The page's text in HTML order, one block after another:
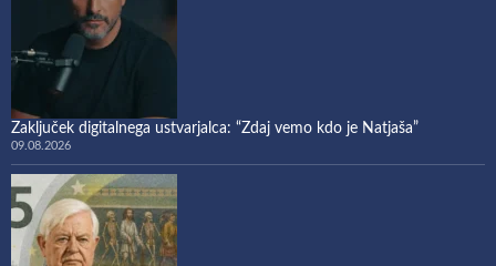
Zaključek digitalnega ustvarjalca: “Zdaj vemo kdo je Natjaša”
09.08.2026